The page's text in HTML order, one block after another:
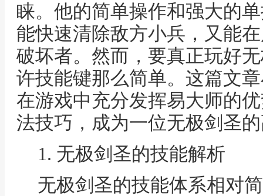
睐。他的简单操作和强大的
能快速清除敌方小兵，又能
破坏者。然而，要真正玩好
许技能键那么简单。这篇文
在游戏中充分发挥易大师的
法技巧，成为一位无极剑圣
1. 无极剑圣的技能解析
无极剑圣的技能体系相对